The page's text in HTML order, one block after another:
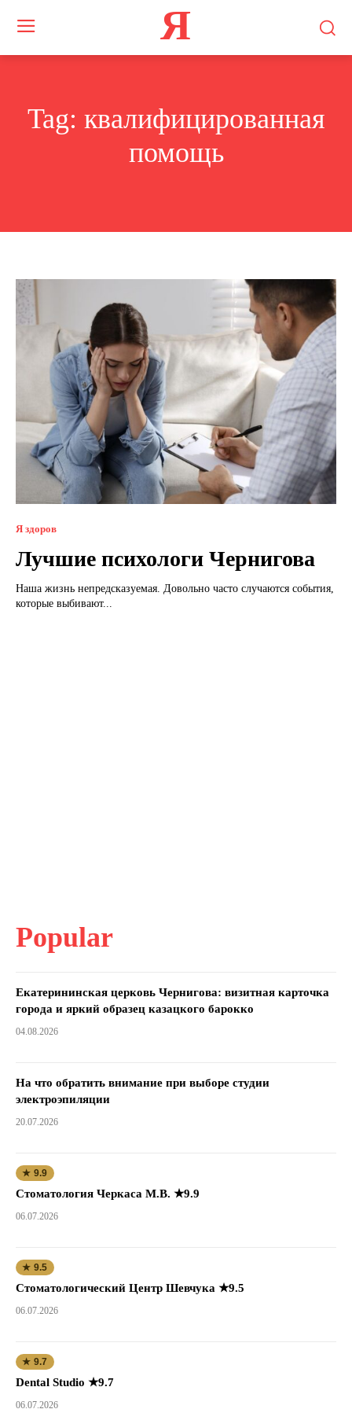
Я
Tag: квалифицированная
помощь
Я здоров
Лучшие психологи Чернигова
Наша жизнь непредсказуемая. Довольно часто случаются события,
которые выбивают...
Popular
Екатерининская церковь Чернигова: визитная карточка
города и яркий образец казацкого барокко
04.08.2026
На что обратить внимание при выборе студии
электроэпиляции
20.07.2026
★ 9.9
Стоматология Черкаса М.В. ★9.9
06.07.2026
★ 9.5
Стоматологический Центр Шевчука ★9.5
06.07.2026
★ 9.7
Dental Studio ★9.7
06.07.2026